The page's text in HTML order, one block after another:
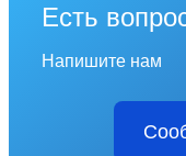
Есть
Напишите нам